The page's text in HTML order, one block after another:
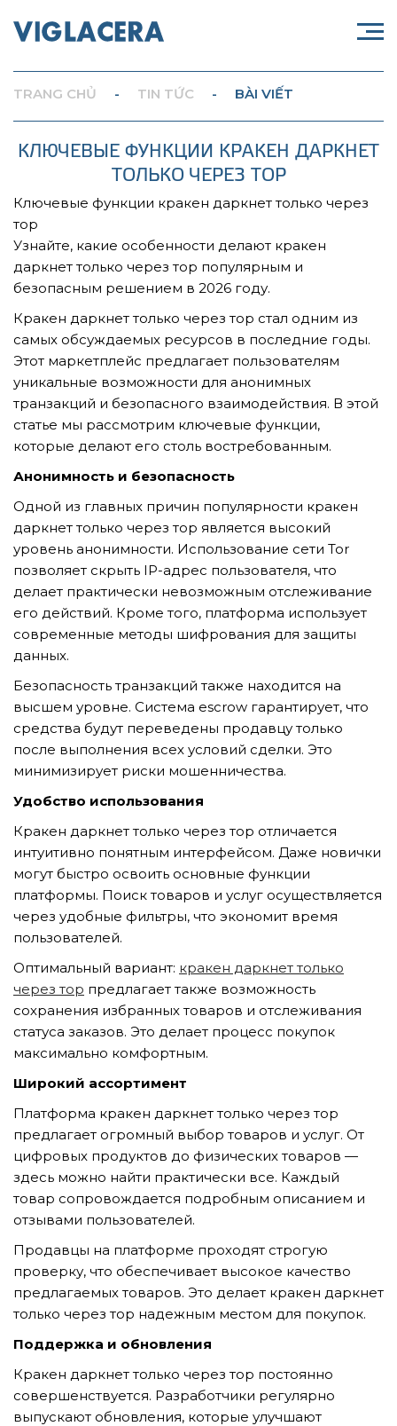
TƯ VẤN MIỄN PHÍ VỀ SẢN PHẨM
Thành phố...
GỬI YÊU CẦU
TRANG CHỦ - TIN TỨC - BÀI VIẾT
КЛЮЧЕВЫЕ ФУНКЦИИ КРАКЕН ДАРКНЕТ
ТОЛЬКО ЧЕРЕЗ ТОР
Ключевые функции кракен даркнет только через
тор
Узнайте, какие особенности делают кракен
даркнет только через тор популярным и
безопасным решением в 2026 году.
Кракен даркнет только через тор стал одним из
самых обсуждаемых ресурсов в последние годы.
Этот маркетплейс предлагает пользователям
уникальные возможности для анонимных
транзакций и безопасного взаимодействия. В этой
статье мы рассмотрим ключевые функции,
которые делают его столь востребованным.
Анонимность и безопасность
Одной из главных причин популярности кракен
даркнет только через тор является высокий
уровень анонимности. Использование сети Tor
позволяет скрыть IP-адрес пользователя, что
делает практически невозможным отслеживание
его действий. Кроме того, платформа использует
современные методы шифрования для защиты
данных.
Безопасность транзакций также находится на
высшем уровне. Система escrow гарантирует, что
средства будут переведены продавцу только
после выполнения всех условий сделки. Это
минимизирует риски мошенничества.
Удобство использования
Кракен даркнет только через тор отличается
интуитивно понятным интерфейсом. Даже новички
могут быстро освоить основные функции
платформы. Поиск товаров и услуг осуществляется
через удобные фильтры, что экономит время
пользователей.
Оптимальный вариант: кракен даркнет только
через тор предлагает также возможность
сохранения избранных товаров и отслеживания
статуса заказов. Это делает процесс покупок
максимально комфортным.
Широкий ассортимент
Платформа кракен даркнет только через тор
предлагает огромный выбор товаров и услуг. От
цифровых продуктов до физических товаров —
здесь можно найти практически все. Каждый
товар сопровождается подробным описанием и
отзывами пользователей.
Продавцы на платформе проходят строгую
проверку, что обеспечивает высокое качество
предлагаемых товаров. Это делает кракен даркнет
только через тор надежным местом для покупок.
Поддержка и обновления
Кракен даркнет только через тор постоянно
совершенствуется. Разработчики регулярно
выпускают обновления, которые улучшают